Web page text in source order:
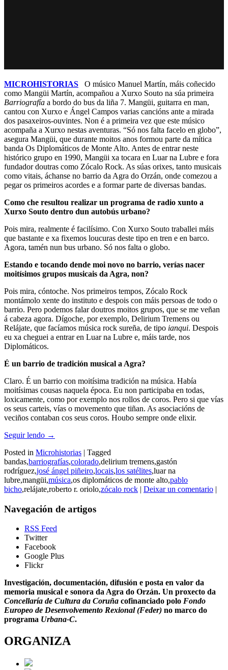
MICROHISTORIAS O músico Manuel Martín, máis coñecido
como Mangüi Martín, acompañou a Xurxo Souto na súa primeira
Barriografía a bordo do bus da liña 7. Mangüi, guitarra en man,
cantou con Xurxo e Ángel Campos varias cancións ante a mirada
dos pasaxeiros-ouvintes. Non é a primeira vez que este músico
acompaña a Xurxo nestas aventuras. “Só nos falta facelo en globo”,
asegura Mangüi, que durante moitos anos formou parte da mítica
banda Os Diplomáticos de Monte Alto. Antes de entrar neste
histórico grupo en 1990, Mangüi xa tocara en Luar na Lubre e fora
fundador doutras como Zócalo Rock. As súas orixes, tanto musicais
como vitais, áchanse no barrio da Agra do Orzán, onde comezou a
pegar os primeiros acordes e a formar parte de diversas bandas.
Como che resultou realizar un programa de radio xunto a
Xurxo Souto dentro dun autobús urbano?
Pois mira, realmente é facilísimo. Con Xurxo Souto traballei máis
que bastante e xa fixemos loucuras deste tipo en tren e en barco.
Agora, tamén nun bus urbano. Só nos falta o globo.
Estando e tocando dende moi novo no barrio, verías nacer
moitísimos grupos musicais da Agra, non?
Pois mira, cóntoche. Nos primeiros tempos, Zócalo Rock
montámolo xente do instituto e despois con máis persoas de todo o
barrio. Pero podemos falar doutros moitos grupos, que se me veñan
á cabeza agora. Dígoche, por exemplo, Delirium Tremens ou
Relájate, que facíamos música rock sureña, de tipo ianqui. Despois
eu xa cheguei a entrar en Luar na Lubre e, máis tarde, nos
Diplomáticos.
É un barrio de tradición musical a Agra?
Claro. É un barrio con moitísima tradición na música. Había
moitísimas cousas naquela época. Eu non participaba en todas,
loxicamente, como por exemplo nos rollos de coros. Pero si que vías
os seus carteis, vías o movemento que tiñan. As asociacións de
veciños contaban cos seus coros. Houbo sempre onde elixir.
Seguir lendo →
Posted in Microhistorias | Tagged
bandas,barriografías,colorado,delirium tremens,gastón
rodríguez,josé ángel piñeiro,locais,los satélites,luar na
lubre,mangüi,música,os diplomáticos de monte alto,pablo
bicho,relájate,roberto r. oriolo,zócalo rock | Deixar un comentario |
Navegación de artigos
RSS Feed
Twitter
Facebook
Google Plus
Flickr
Investigación, documentación, difusión e posta en valor da
memoria musical e sonora da Agra do Orzán. Un proxecto da
Concellaría de Cultura da Coruña cofinanciado polo Fondo
Europeo de Desenvolvemento Rexional (Feder) no marco do
programa Urbana-C.
ORGANIZA